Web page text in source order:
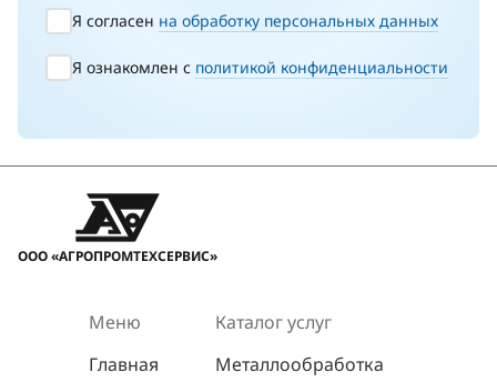
Я согласен на обработку персональных данных
Я ознакомлен с политикой конфиденциальности
ООО «АГРОПРОМТЕХСЕРВИС»
Меню
Главная
Каталог услуг
Металлообработка